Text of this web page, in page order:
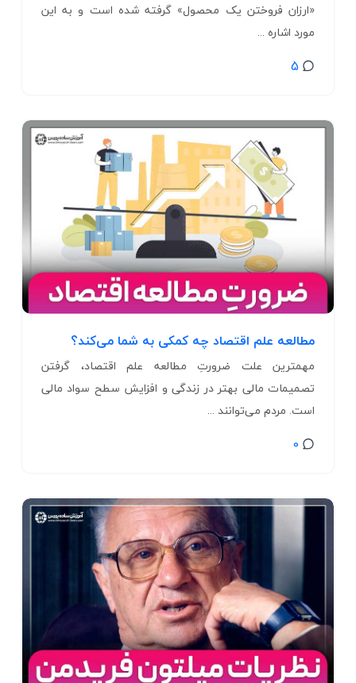
«ارزان‌ فروختن یک محصول» گرفته شده است و به این
مورد اشاره ...
5
مطالعه علم اقتصاد چه کمکی به شما ‌می‌کند؟
مهمترین علت ضرورتِ مطالعه علم اقتصاد، گرفتن
تصمیمات مالی بهتر در زندگی و افزایش سطح سواد مالی
است. مردم ‌می‌توانند ...
0